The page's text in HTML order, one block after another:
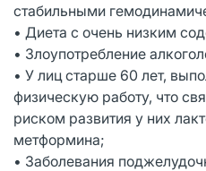
стабильными
• Диета с очень низким
• Злоупотребление
• У лиц старше 60 лет,
физическую работу, что
риском развития у них
метформина;
• Заболевания